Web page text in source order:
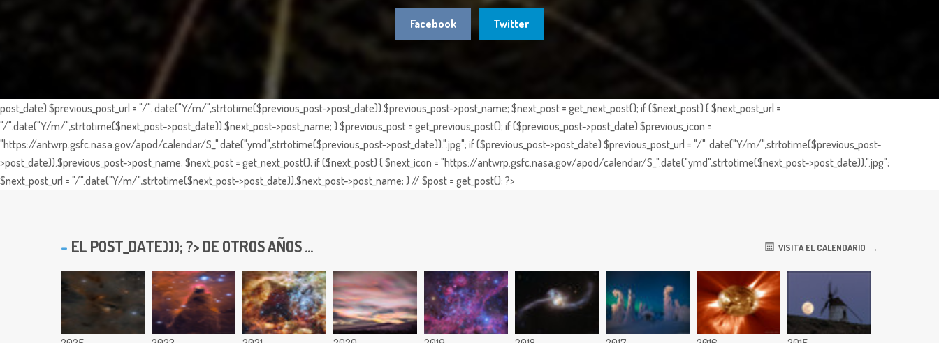
Facebook Twitter
post_date) $previous_post_url = "/". date("Y/m/",strtotime($previous_post->post_date)).$previous_post->post_name; $next_post = get_next_post(); if ($next_post) { $next_post_url =
"/".date("Y/m/",strtotime($next_post->post_date)).$next_post->post_name; } $previous_post = get_previous_post(); if ($previous_post->post_date) $previous_icon =
"https://antwrp.gsfc.nasa.gov/apod/calendar/S_".date("ymd",strtotime($previous_post->post_date)).".jpg"; if ($previous_post->post_date) $previous_post_url = "/". date("Y/m/",strtotime($previous_post-
>post_date)).$previous_post->post_name; $next_post = get_next_post(); if ($next_post) { $next_icon = "https://antwrp.gsfc.nasa.gov/apod/calendar/S_".date("ymd",strtotime($next_post->post_date)).".jpg";
$next_post_url = "/".date("Y/m/",strtotime($next_post->post_date)).$next_post->post_name; } // $post = get_post(); ?>
EL POST_DATE))); ?> DE OTROS AÑOS ... VISITA EL CALENDARIO